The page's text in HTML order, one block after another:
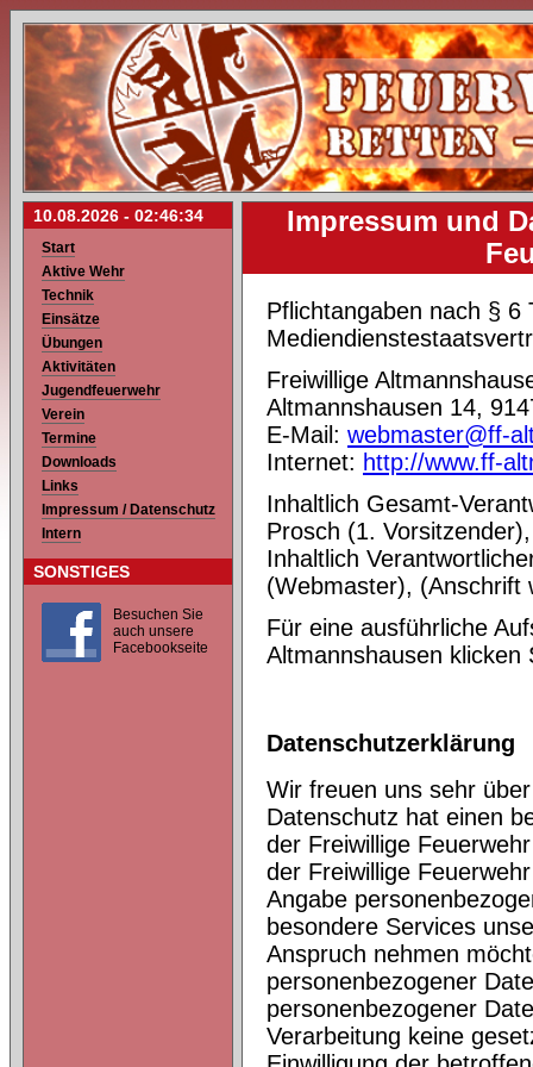
10.08.2026 - 02:46:35
Start
Aktive Wehr
Technik
Einsätze
Übungen
Aktivitäten
Jugendfeuerwehr
Verein
Termine
Downloads
Links
Impressum / Datenschutz
Intern
SONSTIGES
Besuchen Sie
auch unsere
Facebookseite
Impressum und
Pflichtangaben nach § 6
Freiwillige
Altmannshausen 14,
E-Mail: webmaster@ff-
Internet: http://www.ff-
Inhaltlich Gesamt-
Prosch (1.
Inhaltlich
(Webmaster), (Anschrift
Für eine ausführliche
Altmannshausen klicken
Datenschutzerklärung
Wir freuen uns sehr
Datenschutz hat einen
der Freiwillige
der Freiwillige
Angabe
besondere Services
Anspruch nehmen
personenbezogener
personenbezogener
Verarbeitung keine